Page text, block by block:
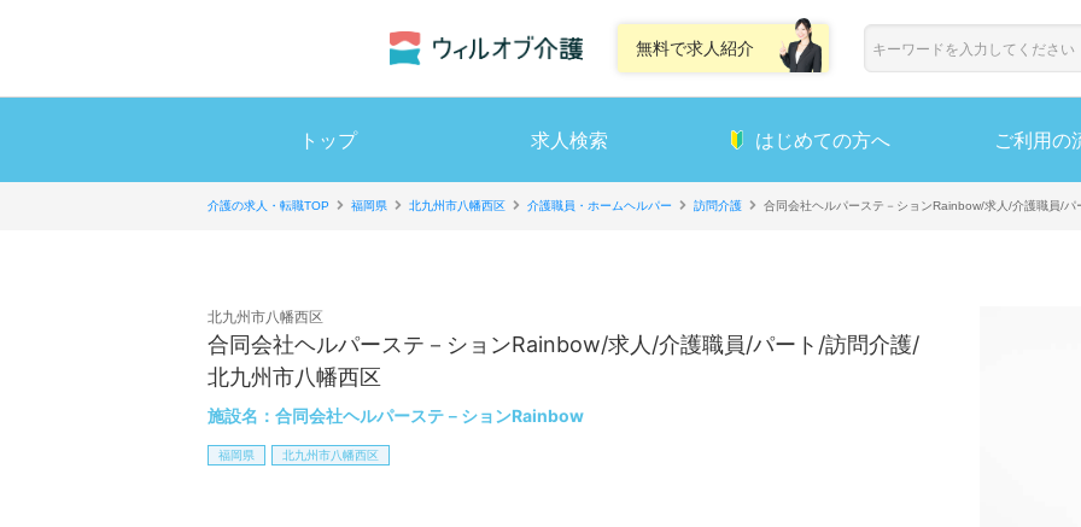
無料で求人紹介
トップ 求人検索 はじめての方へ ご利用の
介護の求人・転職TOP 福岡県 北九州市八幡西区 介護職員・ホームヘルパー 訪問介護 合同会社ヘルパーステ－ションRainbow/求人/介護職員/
合同会社ヘルパーステ－ションRainbow/求人/介護職員/パート/訪問介護/
北九州市八幡西区
施設名： 合同会社ヘルパーステ－ションRainbow
北九州市八幡西区
福岡県 北九州市八幡西区